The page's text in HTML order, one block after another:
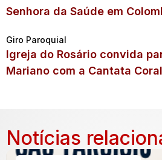
Senhora da Saúde em
Giro Paroquial
Igreja do Rosário convida
Mariano com a Cantata
Notícias